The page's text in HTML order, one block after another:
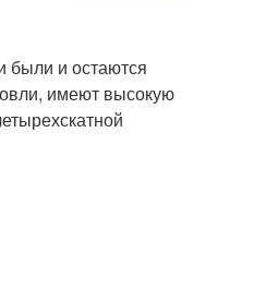
были и остаются
имеют высокую